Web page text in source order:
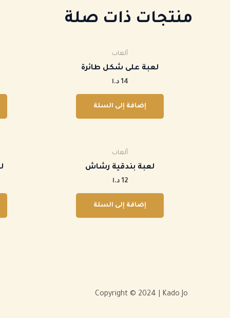
منتجات ذات صلة
ألعاب
لعبة على شكل طائرة
14 د.ا
إضافة إلى السلة
ألعاب
‏لعبة بندقية رشاش
12 د.ا
إضافة إلى السلة
Copyright © 2024 | Kado Jo